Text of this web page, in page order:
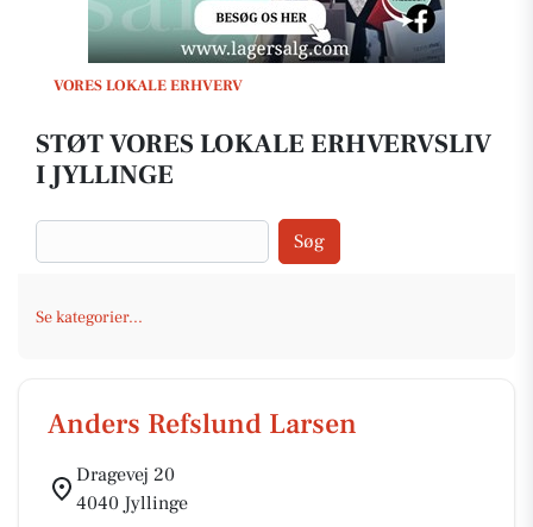
VORES LOKALE ERHVERV
STØT VORES LOKALE ERHVERVSLIV
I JYLLINGE
Søg
Se kategorier...
Anders Refslund Larsen
Dragevej 20
4040 Jyllinge